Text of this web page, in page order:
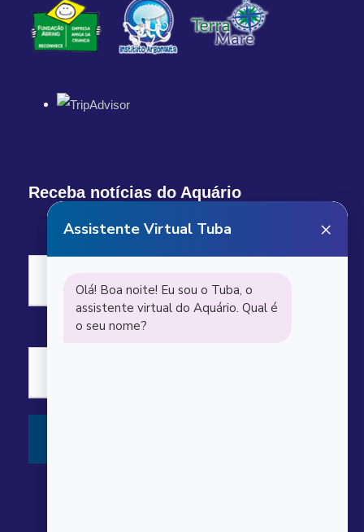
Receba notícias do Aquário